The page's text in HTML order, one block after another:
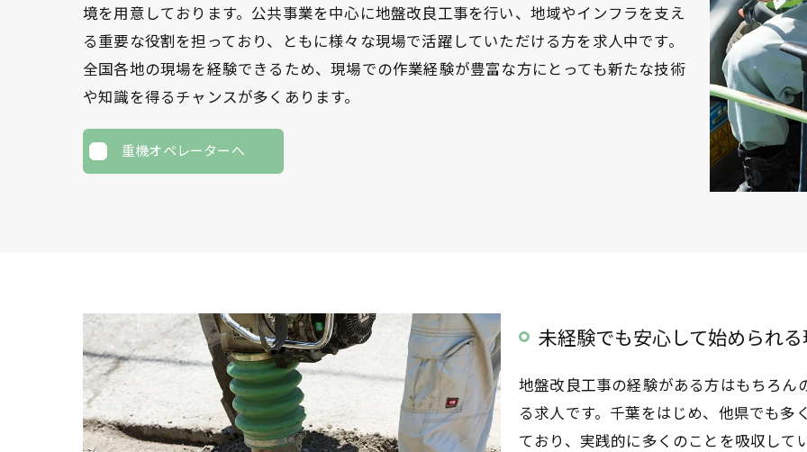
境を用意しております。公共事業を中心に地盤改良工事を行い、地域やインフラを支え
る重要な役割を担っており、ともに様々な現場で活躍していただける方を求人中です。
全国各地の現場を経験できるため、現場での作業経験が豊富な方にとっても新たな技術
や知識を得るチャンスが多くあります。
重機オペレーターへ
未経験でも安心して始められ
地盤改良工事の経験がある方はもちろ
る求人です。千葉をはじめ、他県でも
ており、実践的に多くのことを吸収し